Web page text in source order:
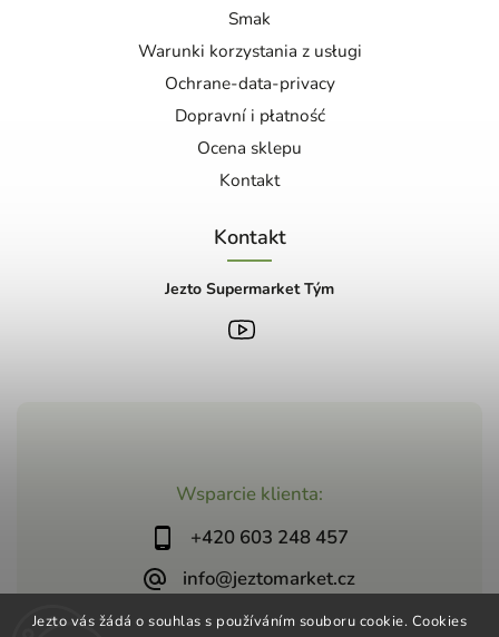
Jezto vás žádá o souhlas s používáním souboru cookie. Cookies
Wsparcie klienta:
+420 603 248 457
info@jeztomarket.cz
Smak
Warunki korzystania z usługi
Ochrane-data-privacy
Dopravní i płatność
Ocena sklepu
Kontakt
Kontakt
Jezto Supermarket Tým